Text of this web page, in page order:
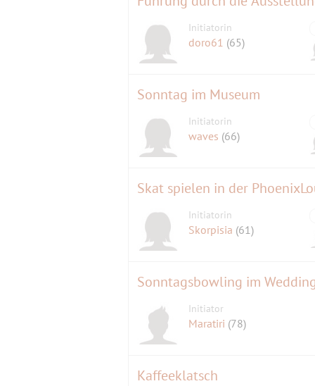
Initiatorin
doro61 (65)
Sonntag im Museum
Initiatorin
waves (66)
Skat spielen in der
Initiatorin
Skorpisia (61)
Sonntagsbowling im Wedding
Initiator
Maratiri (78)
Kaffeeklatsch